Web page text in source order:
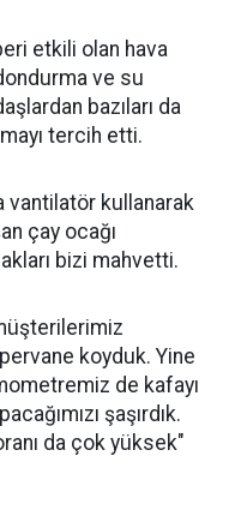
etkili olan hava
ve su
bazıları da
tercih etti.
vantilatör kullanarak
çay ocağı
bizi mahvetti.
koyduk. Yine
de kafayı
şaşırdık.
da çok yüksek"